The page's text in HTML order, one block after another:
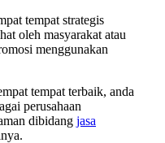
tempat strategis
oleh masyarakat atau
menggunakan
tempat terbaik, anda
perusahaan
dibidang jasa